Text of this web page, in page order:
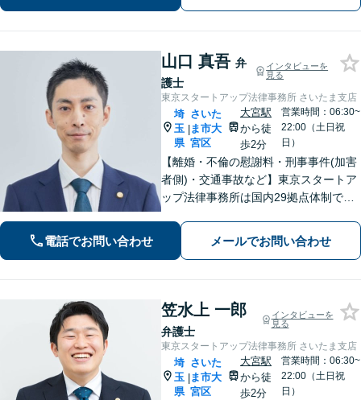
山口 真吾 弁
護士
インタビューを
見る
東京スタートアップ法律事務所 さいたま支店
埼
玉
県
|
さいた
ま市大
宮区
大宮駅
から徒
歩2分
営業時間：06:30~
22:00（土日祝
日）
【離婚・不倫の慰謝料・刑事事件(加害
者側)・交通事故など】東京スタートア
ップ法律事務所は国内29拠点体制で全
対応(法律相談は完全予約制)】各分野で
専門性の高い弁護士が寄り添い解決を
電話でお問い合わせ メールでお問い合わせ
笠水上 一郎
弁護士
インタビューを
見る
東京スタートアップ法律事務所 さいたま支店
埼
玉
県
|
さいた
ま市大
宮区
大宮駅
から徒
歩2分
営業時間：06:30~
22:00（土日祝
日）